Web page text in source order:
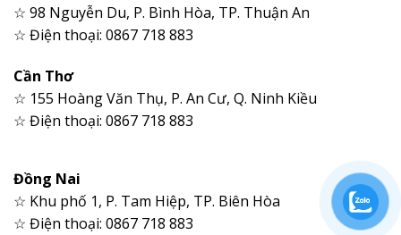
☆ 98 Nguyễn Du, P. Bình Hòa, TP. Thuận An
☆ Điện thoại: 0867 718 883
Cần Thơ
☆ 155 Hoàng Văn Thụ, P. An Cư, Q. Ninh Kiều
☆ Điện thoại: 0867 718 883
Đồng Nai
☆ Khu phố 1, P. Tam Hiệp, TP. Biên Hòa
☆ Điện thoại: 0867 718 883